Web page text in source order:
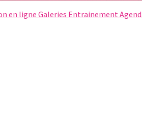
en ligneGaleries Entrainement